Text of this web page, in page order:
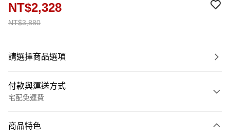
NT$3,880
NT$2,328
請選擇商品選項
付款與運送方式
宅配免運費
信用卡一次付款
商品特色